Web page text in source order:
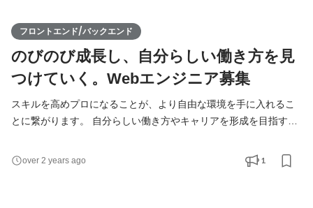
フロントエンド/バックエンド
のびのび成長し、自分らしい働き方を見
つけていく。Webエンジニア募集
スキルを高めプロになることが、より自由な環境を手に入れるこ
とに繋がります。 自分らしい働き方やキャリアを形成を目指す、
使いやすいUIや感情を動かすアニメーション、ローンチ後の運用
を見据えた設計と実装ができることはもちろん、DMPなど各種広
over 2 years ago 1